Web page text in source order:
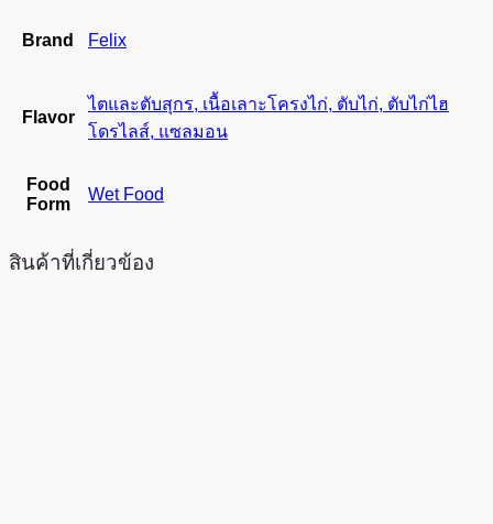
Brand Felix
Flavor
ไตและตับสุกร, เนื้อเลาะโครงไก่, ตับไก่, ตับไก่ไฮ
โดรไลส์, แซลมอน
Food
Form
Wet Food
สินค้าที่เกี่ยวข้อง